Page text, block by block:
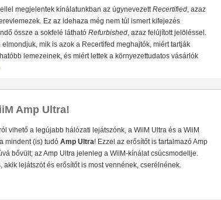
utalványok 3-féle összegben ✓ Praktikus,
módnál használható
✓ Bármilyen termék
A WiiM legjobb hangú multiroom zenelejátszója
THD+N:
HDMI és Phono bemenetek is
3,5"-es színes érintőképernyő,
megjelentek kínálatunkban az úgynevezettRecertified, azaz
Ez az idehaza még nem túl ismert kifejezés
össze a sokfelé látható Refurbished, azaz felújított jelöléssel.
mik is azok a Recertifed meghajtók, miért tartják
lemezeinek, és miért lettek a környezettudatos vásárlók
Amp Ultra!
vihető a legújabb hálózati lejátszónk, a WiiM Ultra és a WiiM
mindent (is) tudó Amp Ultra! Ezzel az erősítőt is tartalmazó Amp
bővült; az Amp Ultra jelenleg a WiiM-kínálat csúcsmodellje.
akik lejátszót és erősítőt is most vennének, cserélnének.